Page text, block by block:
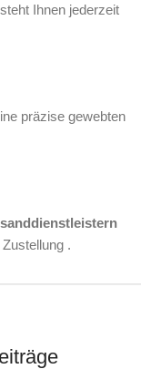
Ihnen jederzeit
präzise gewebten
.